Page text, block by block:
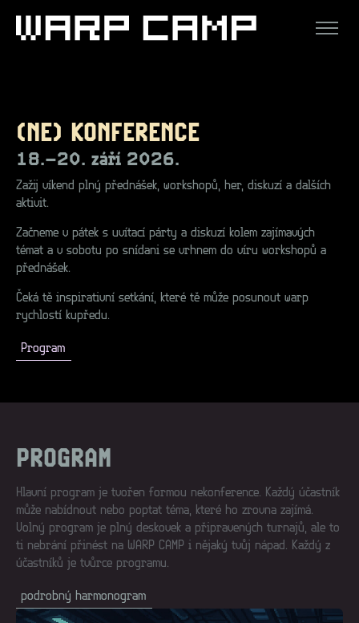
(NE) KONFERENCE
18.–20. září 2026.
Zažij víkend plný přednášek, workshopů, her, diskuzí a dalších
aktivit.
Začneme v pátek s uvítací párty a diskuzí kolem zajímavých
témat a v sobotu po snídani se vrhnem do víru workshopů a
přednášek.
Čeká tě inspirativní setkání, které tě může posunout warp
rychlostí kupředu.
Program
PROGRAM
Hlavní program je tvořen formou nekonference. Každý účastník
může nabídnout nebo poptat téma, které ho zrovna zajímá.
Volný program je plný deskovek a připravených turnajů, ale to
ti nebrání přinést na WARP CAMP i nějaký tvůj nápad. Každý z
účastníků je tvůrce programu.
podrobný harmonogram